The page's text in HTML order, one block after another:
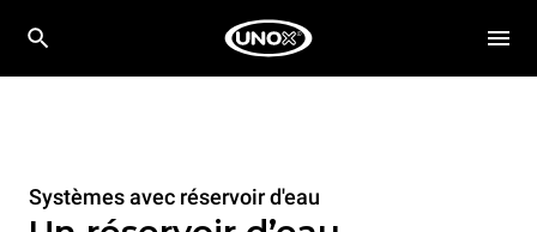
Systèmes avec réservoir d'eau